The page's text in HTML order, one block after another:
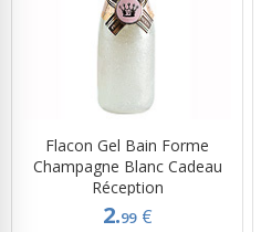
Flacon Gel Bain Forme
Champagne Blanc Cadeau
Réception
2.99 €